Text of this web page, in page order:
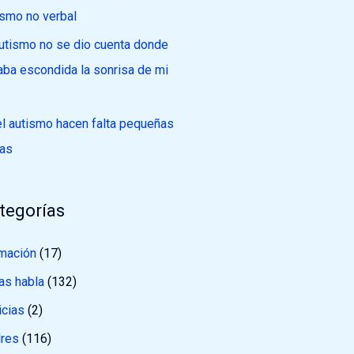
no verbal
no se dio cuenta donde
escondida la sonrisa de mi
autismo hacen falta pequeñas
(17)
habla(132)
(2)
(116)